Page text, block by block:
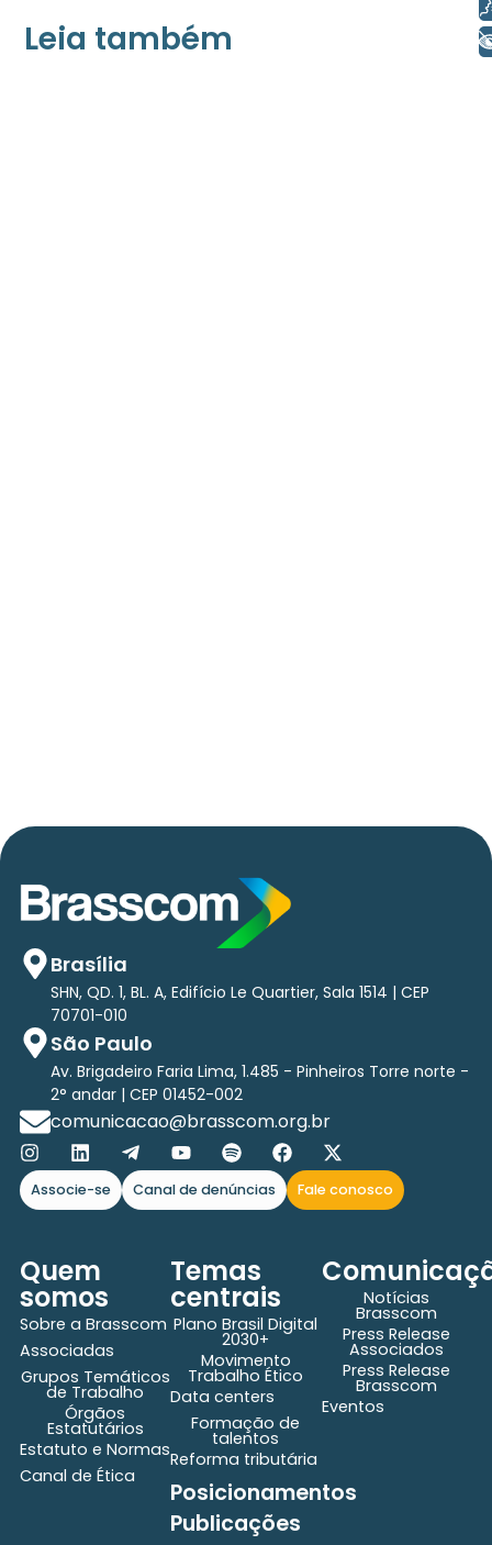
Leia também
Brasília
SHN, QD. 1, BL. A, Edifício Le Quartier, Sala 1514 | CEP
70701-010
São Paulo
Av. Brigadeiro Faria Lima, 1.485 - Pinheiros Torre norte -
2° andar | CEP 01452-002
comunicacao@brasscom.org.br
Associe-se Canal de denúncias Fale conosco
Quem
somos
Sobre a Brasscom
Associadas
Grupos Temáticos
de Trabalho
Órgãos
Estatutários
Estatuto e Normas
Canal de Ética
Temas
centrais
Plano Brasil Digital
2030+
Movimento
Trabalho Ético
Data centers
Formação de
talentos
Reforma tributária
Posicionamentos
Publicações
Notícias
Brasscom
Press Release
Associados
Press Release
Brasscom
Eventos